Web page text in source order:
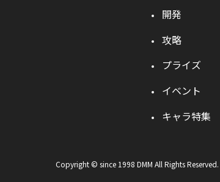
開発
攻略
プライズ
イベント
キャラ特集
Copyright © since 1998 DMM All Rights Reserved.